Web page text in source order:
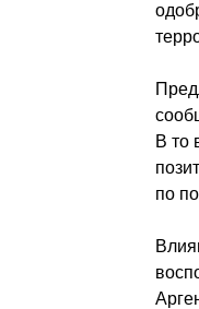
В то
по